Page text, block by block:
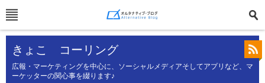
きょこ コーリング
広報・マーケティングを中心に、ソーシャルメディアそしてアプリなど、マ
ーケッターの関心事を綴ります♪